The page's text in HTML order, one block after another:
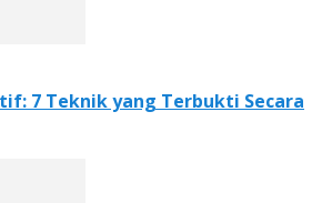
7 Teknik yang Terbukti Secara